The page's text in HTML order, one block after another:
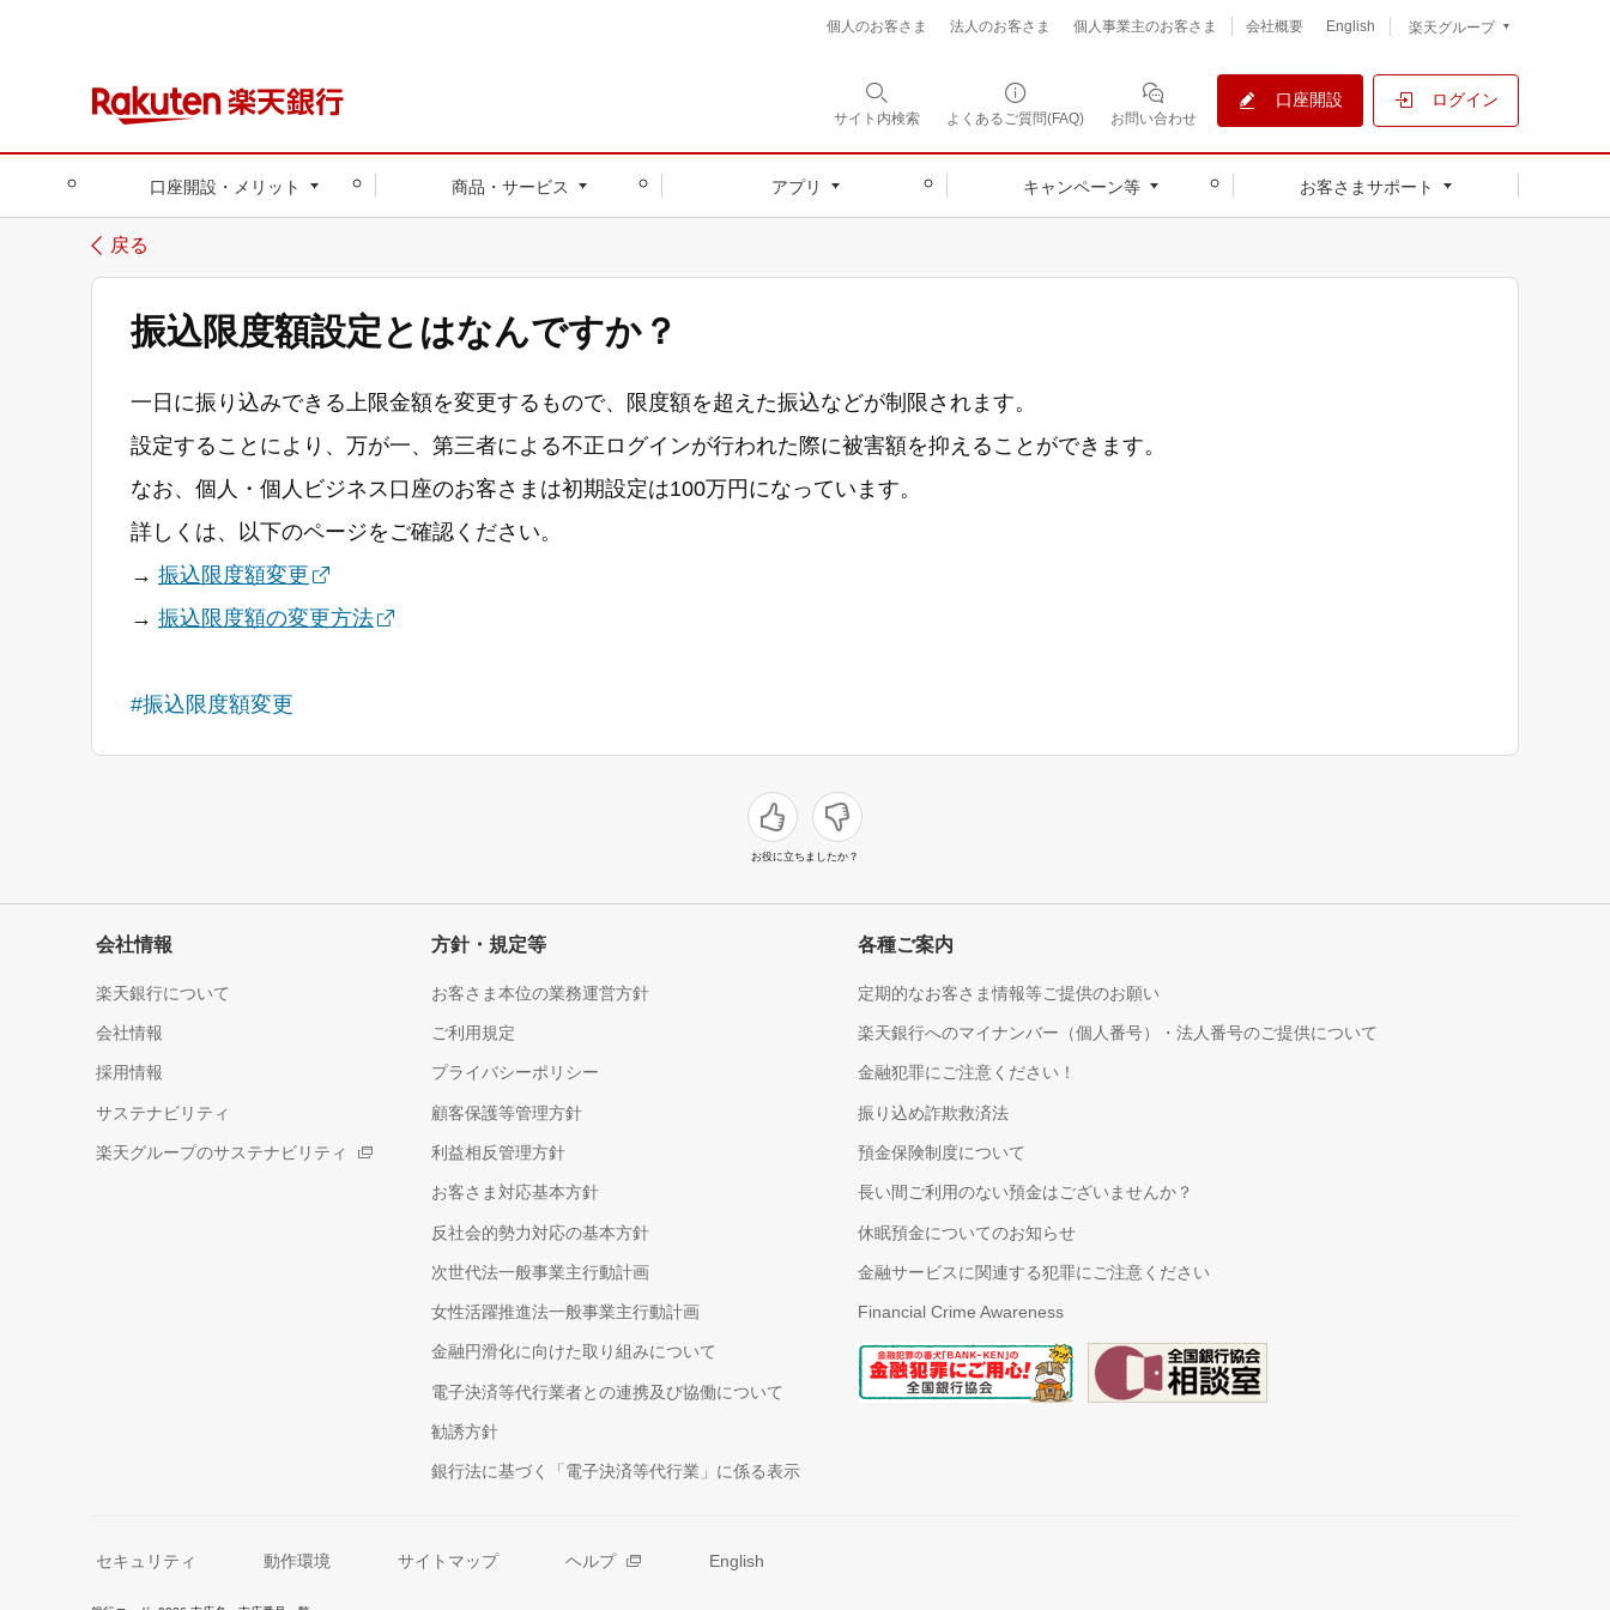
個人のお客さま 法人のお客さま 個人事業主のお客さま 会社概要 English 楽天グループ
サイト内検索 よくあるご質問(FAQ) お問い合わせ
口座開設 ログイン
口座開設・メリット 商品・サービス アプリ キャンペーン等 お客さまサポート
戻る
振込限度額設定とはなんですか？
一日に振り込みできる上限金額を変更するもので、限度額を超えた振込などが制限されます。
設定することにより、万が一、第三者による不正ログインが行われた際に被害額を抑えることができます。
なお、個人・個人ビジネス口座のお客さまは初期設定は100万円になっています。
詳しくは、以下のページをご確認ください。
→ 振込限度額変更
→ 振込限度額の変更方法
#振込限度額変更
お役に立ちましたか？
会社情報
楽天銀行について
会社情報
採用情報
サステナビリティ
楽天グループのサステナビリティ
方針・規定等
お客さま本位の業務運営方針
ご利用規定
プライバシーポリシー
顧客保護等管理方針
利益相反管理方針
お客さま対応基本方針
反社会的勢力対応の基本方針
次世代法一般事業主行動計画
女性活躍推進法一般事業主行動計画
金融円滑化に向けた取り組みについて
電子決済等代行業者との連携及び協働について
勧誘方針
銀行法に基づく「電子決済等代行業」に係る表示
各種ご案内
定期的なお客さま情報等ご提供のお願い
楽天銀行へのマイナンバー（個人番号）・法人番号のご提供について
金融犯罪にご注意ください！
振り込め詐欺救済法
預金保険制度について
長い間ご利用のない預金はございませんか？
休眠預金についてのお知らせ
金融サービスに関連する犯罪にご注意ください
Financial Crime Awareness
セキュリティ 動作環境 サイトマップ ヘルプ English